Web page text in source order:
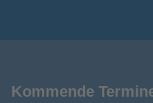
Kommende